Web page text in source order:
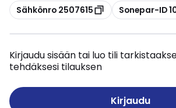
Kopioi
Sähkönro 2507615 Kopioi
Sonepar-ID
Kirjaudu sisään tai luo tili
tehdäksesi tilauksen
Kirjaudu